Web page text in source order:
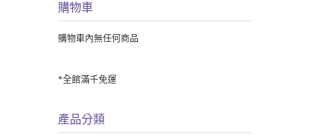
購物車
購物車內無任何商品
*全館滿千免運
產品分類